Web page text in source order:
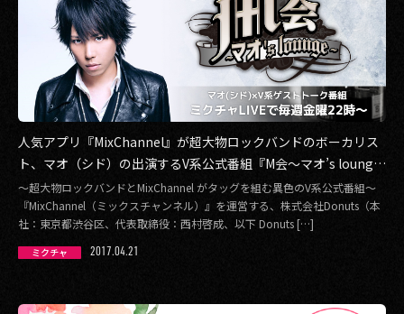
人気アプリ『MixChannel』が超大物ロックバンドのボーカリス
ト、マオ（シド）の出演するV系公式番組『M会～マオ’s lounge
～』の提供を開始！
～超大物ロックバンドとMixChannel がタッグを組む異色のV系公式番組～
『MixChannel（ミックスチャンネル）』を運営する、株式会社Donuts（本
社：東京都渋⾕区、代表取締役：西村啓成、以下 Donuts […]
ミクチャ 2017.04.21